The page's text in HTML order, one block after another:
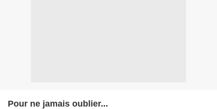
Pour ne jamais oublier...